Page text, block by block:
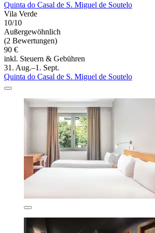
Quinta do Casal de S. Miguel de Soutelo
Vila Verde
10/10
Außergewöhnlich
(2 Bewertungen)
90 €
inkl. Steuern & Gebühren
31. Aug.–1. Sept.
Quinta do Casal de S. Miguel de Soutelo